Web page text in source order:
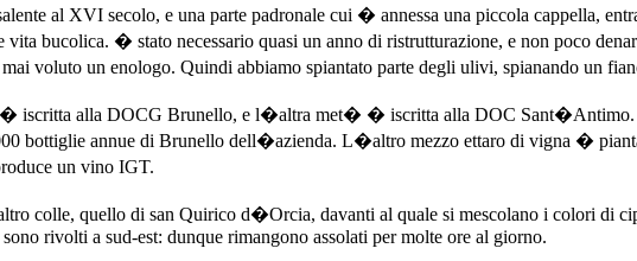
al XVI secolo, e una parte padronale cui � annessa una piccola cappella,
bucolica. � stato necessario quasi un anno di ristrutturazione, e non poco
voluto un enologo. Quindi abbiamo spiantato parte degli ulivi, spianando un
iscritta alla DOCG Brunello, e l�altra met� � iscritta alla DOC Sant�Antimo.
bottiglie annue di Brunello dell�azienda. L�altro mezzo ettaro di vigna �
un vino IGT.
colle, quello di san Quirico d�Orcia, davanti al quale si mescolano i colori di
rivolti a sud-est: dunque rimangono assolati per molte ore al giorno.